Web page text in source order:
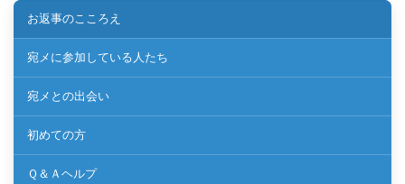
お返事のこころえ
宛メに参加している人たち
宛メとの出会い
初めての方
Ｑ＆Ａヘルプ